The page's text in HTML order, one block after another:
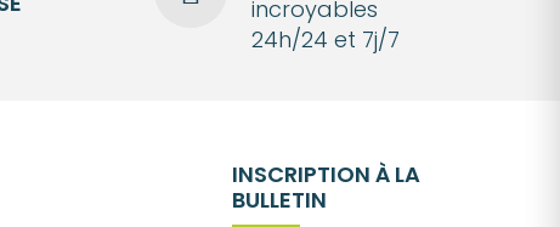
incroyables
24h/24 et 7j/7
INSCRIPTION À LA
BULLETIN